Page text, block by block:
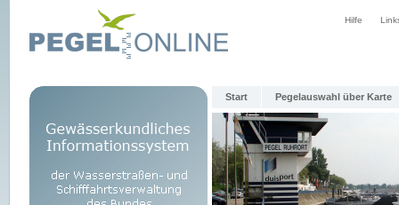
Hilfe
Start Pegelauswahl über Karte